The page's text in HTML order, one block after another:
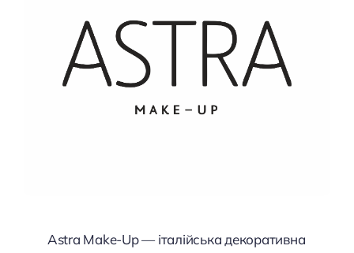
Astra Make-Up — італійська декоративна